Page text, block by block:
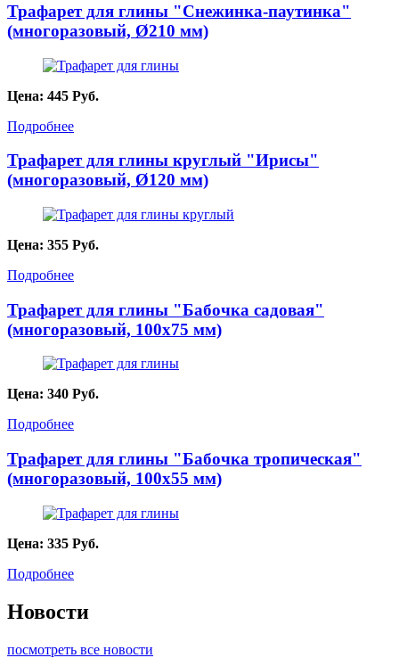
Трафарет для глины "Снежинка-паутинка"
(многоразовый, Ø210 мм)
Цена: 445 Руб.
Подробнее
Трафарет для глины круглый "Ирисы"
(многоразовый, Ø120 мм)
Цена: 355 Руб.
Подробнее
Трафарет для глины "Бабочка садовая"
(многоразовый, 100х75 мм)
Цена: 340 Руб.
Подробнее
Трафарет для глины "Бабочка тропическая"
(многоразовый, 100х55 мм)
Цена: 335 Руб.
Подробнее
Новости
посмотреть все новости